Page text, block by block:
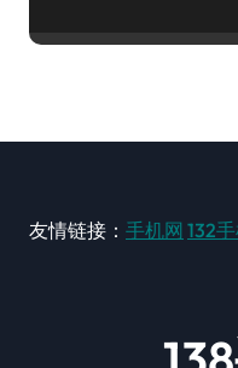
友情链接： 手机网 132